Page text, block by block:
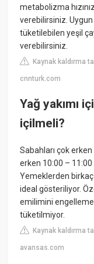
metabolizma
verebilirsiniz.
tüketilebilen yeşil
verebilirsiniz.
Kaynak kaldırma
cnnturk.com
Yağ yakımı
içilmeli?
Sabahları çok
erken 10:00 –
Yemeklerden
ideal gösteriliyor.
emilimini
tüketilmiyor.
Kaynak kaldırma
avansas.com